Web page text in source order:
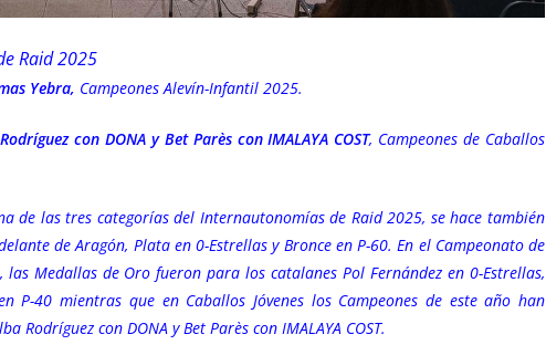
Raid 2025
Yebra, Campeones Alevín-Infantil 2025.
con DONA y Bet Parès con IMALAYA COST, Campeones de Caballos
de las tres categorías del Internautonomías de Raid 2025, se hace también
de Aragón, Plata en 0-Estrellas y Bronce en P-60. En el Campeonato de
las Medallas de Oro fueron para los catalanes Pol Fernández en 0-Estrellas,
P-40 mientras que en Caballos Jóvenes los Campeones de este año han
Rodríguez con DONA y Bet Parès con IMALAYA COST.